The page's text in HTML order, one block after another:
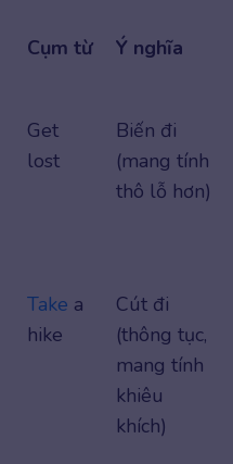
Cụm từ Ý nghĩa
Get
lost
Biến đi
(mang tính
thô lỗ hơn)
Take a
hike
Cút đi
(thông tục,
mang tính
khiêu
khích)